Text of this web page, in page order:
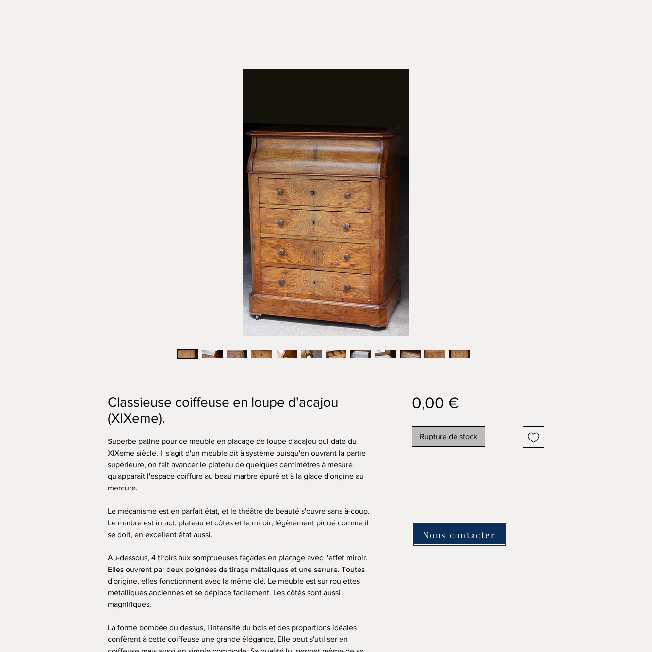
Classieuse coiffeuse en loupe d'acajou
(XIXeme).
Superbe patine pour ce meuble en placage de loupe d'acajou qui date du
XIXeme siècle. Il s'agit d'un meuble dit à système puisqu'en ouvrant la partie
supérieure, on fait avancer le plateau de quelques centimètres à mesure
qu'apparaît l'espace coiffure au beau marbre épuré et à la glace d'origine au
mercure.
Le mécanisme est en parfait état, et le théâtre de beauté s'ouvre sans à-coup.
Le marbre est intact, plateau et côtés et le miroir, légèrement piqué comme il
se doit, en excellent état aussi.
Au-dessous, 4 tiroirs aux somptueuses façades en placage avec l'effet miroir.
Elles ouvrent par deux poignées de tirage métaliques et une serrure. Toutes
d'origine, elles fonctionnent avec la même clé. Le meuble est sur roulettes
métalliques anciennes et se déplace facilement. Les côtés sont aussi
magnifiques.
La forme bombée du dessus, l'intensité du bois et des proportions idéales
confèrent à cette coiffeuse une grande élégance. Elle peut s'utiliser en
0,00 €Prix
Rupture de stock
Nous contacter